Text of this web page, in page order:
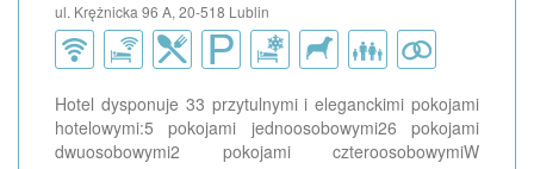
ul. Krężnicka 96 A, 20-518 Lublin
Hotel dysponuje 33 przytulnymi i eleganckimi pokojami
hotelowymi:5 pokojami jednoosobowymi26 pokojami
dwuosobowymi2 pokojami czteroosobowymiW